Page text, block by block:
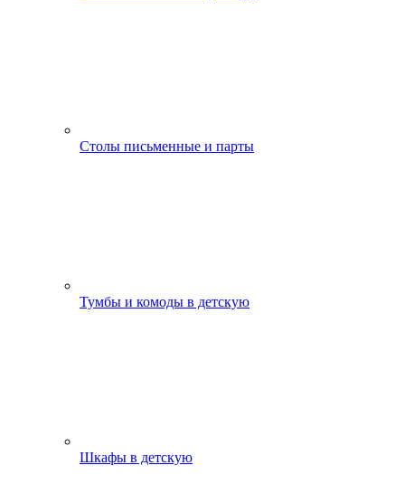
Столы письменные и парты
Тумбы и комоды в детскую
Шкафы в детскую